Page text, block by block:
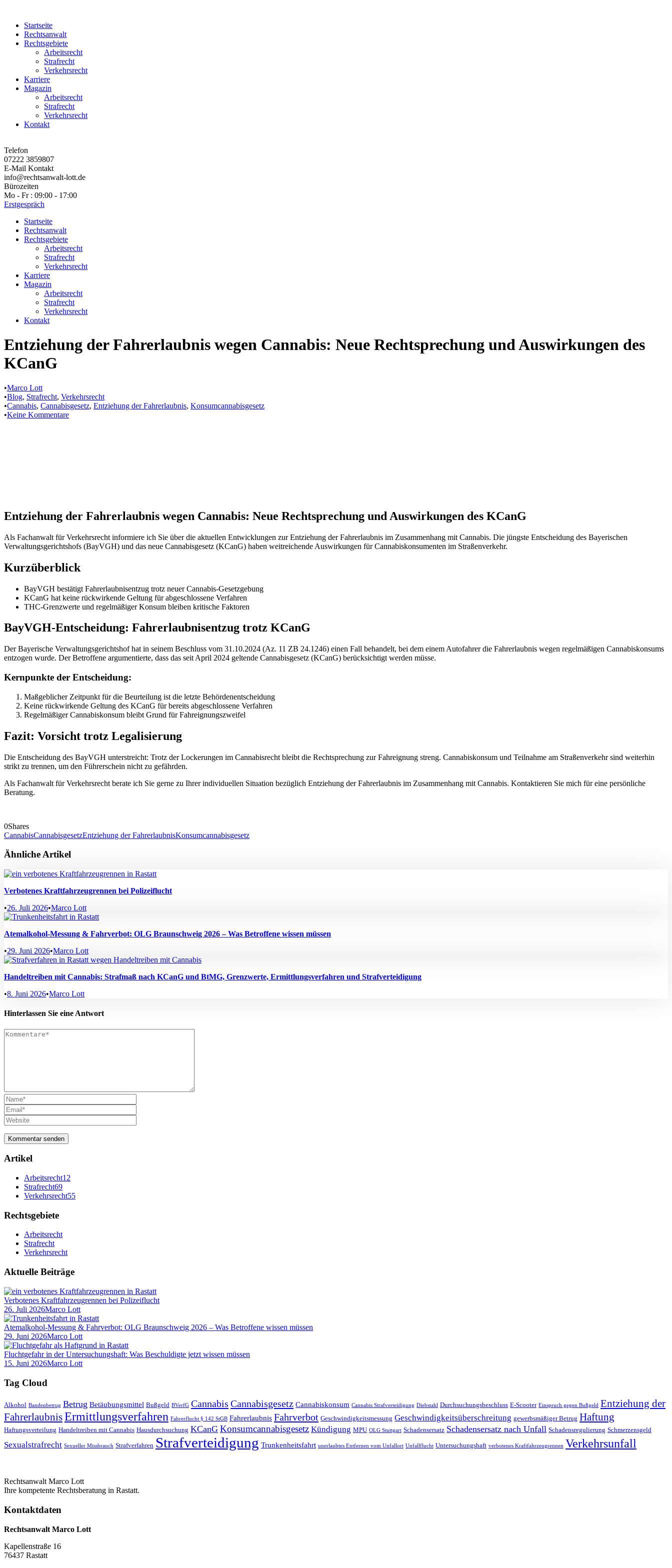
Startseite
Rechtsanwalt
Rechtsgebiete
Arbeitsrecht
Strafrecht
Verkehrsrecht
Karriere
Magazin
Arbeitsrecht
Strafrecht
Verkehrsrecht
Kontakt
Telefon
07222 3859807
E-Mail Kontakt
info@rechtsanwalt-lott.de
Bürozeiten
Mo - Fr : 09:00 - 17:00
Erstgespräch
Startseite
Rechtsanwalt
Rechtsgebiete
Arbeitsrecht
Strafrecht
Verkehrsrecht
Karriere
Magazin
Arbeitsrecht
Strafrecht
Verkehrsrecht
Kontakt
Entziehung der Fahrerlaubnis wegen Cannabis: Neue Rechtsprechung und Auswirkungen des
KCanG
•Marco Lott
•Blog, Strafrecht, Verkehrsrecht
•Cannabis, Cannabisgesetz, Entziehung der Fahrerlaubnis, Konsumcannabisgesetz
•Keine Kommentare
Entziehung der Fahrerlaubnis wegen Cannabis: Neue Rechtsprechung und Auswirkungen des KCanG
Als Fachanwalt für Verkehrsrecht informiere ich Sie über die aktuellen Entwicklungen zur Entziehung der Fahrerlaubnis im Zusammenhang mit Cannabis. Die jüngste Entscheidung des Bayerischen
Verwaltungsgerichtshofs (BayVGH) und das neue Cannabisgesetz (KCanG) haben weitreichende Auswirkungen für Cannabiskonsumenten im Straßenverkehr.
Kurzüberblick
BayVGH bestätigt Fahrerlaubnisentzug trotz neuer Cannabis-Gesetzgebung
KCanG hat keine rückwirkende Geltung für abgeschlossene Verfahren
THC-Grenzwerte und regelmäßiger Konsum bleiben kritische Faktoren
BayVGH-Entscheidung: Fahrerlaubnisentzug trotz KCanG
Der Bayerische Verwaltungsgerichtshof hat in seinem Beschluss vom 31.10.2024 (Az. 11 ZB 24.1246) einen Fall behandelt, bei dem einem Autofahrer die Fahrerlaubnis wegen regelmäßigen Cannabiskonsums
entzogen wurde. Der Betroffene argumentierte, dass das seit April 2024 geltende Cannabisgesetz (KCanG) berücksichtigt werden müsse.
Kernpunkte der Entscheidung:
Maßgeblicher Zeitpunkt für die Beurteilung ist die letzte Behördenentscheidung
Keine rückwirkende Geltung des KCanG für bereits abgeschlossene Verfahren
Regelmäßiger Cannabiskonsum bleibt Grund für Fahreignungszweifel
Fazit: Vorsicht trotz Legalisierung
Die Entscheidung des BayVGH unterstreicht: Trotz der Lockerungen im Cannabisrecht bleibt die Rechtsprechung zur Fahreignung streng. Cannabiskonsum und Teilnahme am Straßenverkehr sind weiterhin
strikt zu trennen, um den Führerschein nicht zu gefährden.
Als Fachanwalt für Verkehrsrecht berate ich Sie gerne zu Ihrer individuellen Situation bezüglich Entziehung der Fahrerlaubnis im Zusammenhang mit Cannabis. Kontaktieren Sie mich für eine persönliche
Beratung.
0Shares
CannabisCannabisgesetzEntziehung der FahrerlaubnisKonsumcannabisgesetz
Ähnliche Artikel
Verbotenes Kraftfahrzeugrennen bei Polizeiflucht
•26. Juli 2026•Marco Lott
Atemalkohol-Messung & Fahrverbot: OLG Braunschweig 2026 – Was Betroffene wissen müssen
•29. Juni 2026•Marco Lott
Handeltreiben mit Cannabis: Strafmaß nach KCanG und BtMG, Grenzwerte, Ermittlungsverfahren und Strafverteidigung
•8. Juni 2026•Marco Lott
Hinterlassen Sie eine Antwort
Artikel
Arbeitsrecht12
Strafrecht69
Verkehrsrecht55
Rechtsgebiete
Arbeitsrecht
Strafrecht
Verkehrsrecht
Aktuelle Beiträge
Verbotenes Kraftfahrzeugrennen bei Polizeiflucht
26. Juli 2026Marco Lott
Atemalkohol-Messung & Fahrverbot: OLG Braunschweig 2026 – Was Betroffene wissen müssen
29. Juni 2026Marco Lott
Fluchtgefahr in der Untersuchungshaft: Was Beschuldigte jetzt wissen müssen
15. Juni 2026Marco Lott
Tag Cloud
Alkohol Bandenbetrug Betrug Betäubungsmittel Bußgeld BVerfG Cannabis Cannabisgesetz Cannabiskonsum Cannabis Strafverteidigung Diebstahl Durchsuchungsbeschluss E-Scooter Einspruch gegen Bußgeld Entziehung der
FahrerlaubnisErmittlungsverfahren Fahrerflucht § 142 StGB Fahrerlaubnis Fahrverbot Geschwindigkeitsmessung Geschwindigkeitsüberschreitung gewerbsmäßiger Betrug Haftung
Haftungsverteilung Handeltreiben mit Cannabis Hausdurchsuchung KCanG Konsumcannabisgesetz Kündigung MPU OLG Stuttgart Schadensersatz Schadensersatz nach Unfall Schadensregulierung Schmerzensgeld
Sexualstrafrecht Sexueller Missbrauch Strafverfahren Strafverteidigung Trunkenheitsfahrt unerlaubtes Entfernen vom Unfallort Unfallflucht Untersuchungshaft verbotenes Kraftfahrzeugrennen Verkehrsunfall
Rechtsanwalt Marco Lott
Ihre kompetente Rechtsberatung in Rastatt.
Kontaktdaten
Rechtsanwalt Marco Lott
Kapellenstraße 16
76437 Rastatt